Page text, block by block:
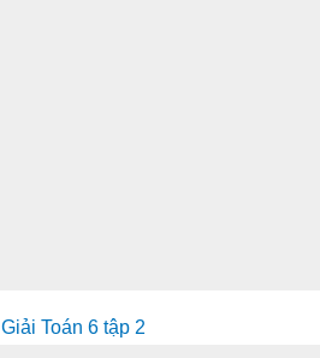
Giải Toán 6 tập 2